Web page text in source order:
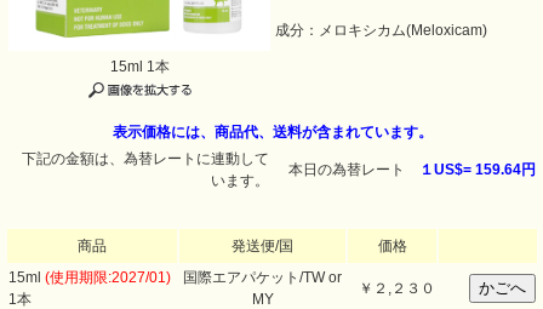
成分：メロキシカム(Meloxicam)
15ml 1本
表示価格には、商品代、送料が含まれています。
下記の金額は、為替レートに連動して
います。
本日の為替レート １US$= 159.64円
商品 発送便/国
価格
15ml (使用期限:2027/01)
1本
国際エアパケット/TW or
MY
￥ ２,２３０